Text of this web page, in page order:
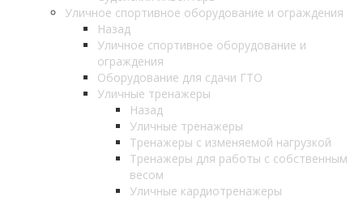
Уличное спортивное оборудование и ограждения
Назад
Уличное спортивное оборудование и
ограждения
Оборудование для сдачи ГТО
Уличные тренажеры
Назад
Уличные тренажеры
Тренажеры с изменяемой нагрузкой
Тренажеры для работы с собственным
весом
Уличные кардиотренажеры